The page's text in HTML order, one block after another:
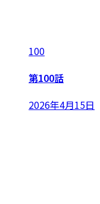
100
第100話
2026年4月15日